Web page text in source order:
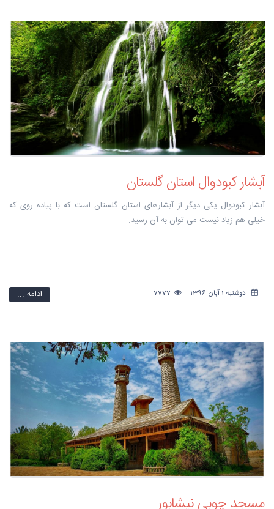
آبشار کبودوال استان گلستان
آبشار کبودوال یکی دیگر از آبشارهای استان گلستان است که با پیاده روی که
خیلی هم زیاد نیست می توان به آن رسید.
دوشنبه 1 آبان 1396 ادامه ...
مسجد چوبی نیشابور